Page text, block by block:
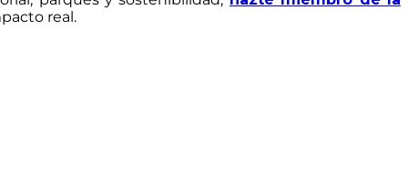
real.